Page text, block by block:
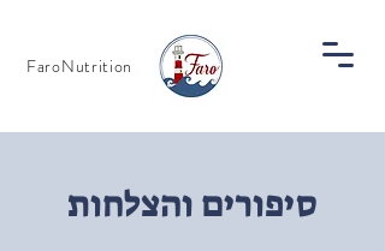
FaroNutrition
סיפורים והצלחות